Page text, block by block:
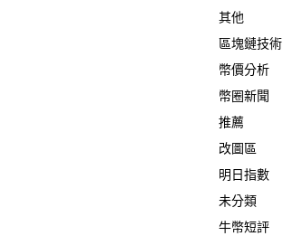
其他
區塊鏈技術
幣價分析
幣圈新聞
推薦
改圖區
明日指數
未分類
牛幣短評